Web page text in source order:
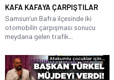
KAFA KAFAYA ÇARPIŞTILAR
Samsun’un Bafra ilçesinde iki
otomobilin çarpışması sonucu
meydana gelen trafik...